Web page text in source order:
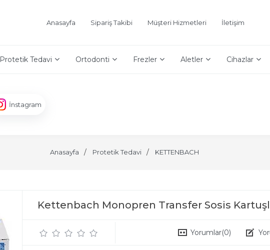
Anasayfa Sipariş Takibi Müşteri Hizmetleri İletişim
Protetik Tedavi Ortodonti Frezler Aletler Cihazlar
İnstagram
Anasayfa Protetik Tedavi KETTENBACH
Kettenbach Monopren Transfer Sosis
Yorumlar(0)